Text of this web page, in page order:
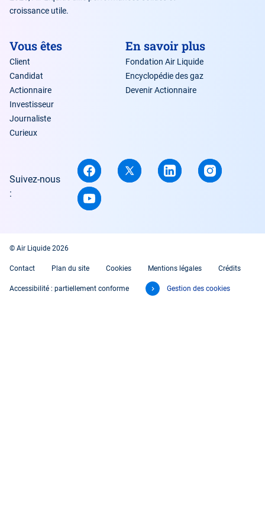
croissance utile.
Vous êtes
Client
Candidat
Actionnaire
Investisseur
Journaliste
Curieux
En savoir plus
Fondation Air Liquide
Encyclopédie des gaz
Devenir Actionnaire
Suivez-nous
:
© Air Liquide 2026
Contact Plan du site Cookies Mentions légales Crédits
Accessibilité : partiellement conforme Gestion des cookies